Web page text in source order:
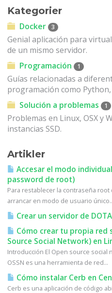
Kategorier
Docker 3
Genial aplicación para
de un mismo servidor.
Programación
1
Guías relacionadas a
programación como Python,
Solución a problemas
1
Problemas en Linux, OSX y
instancias SSD.
Artikler
Accesar el modo
password de root)
Para restablecer la contraseña
arrancar en modo de usuario
Crear un servidor de
Cómo crear tu propia red
Source Social Network) en
Introducción El Open source social
OSSN es una herramienta de red...
Cómo instalar Cerb en
Cerb es una aplicación de código